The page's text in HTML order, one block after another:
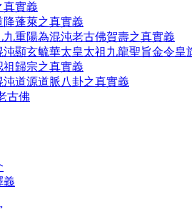
真實義
降蓬萊之真實義
九重陽為混沌老古佛賀壽之真實義
沌顯玄毓華太皇太祖九龍聖旨金令皇
祖歸宗之真實義
沌道源道脈八卦之真實義
古佛
義